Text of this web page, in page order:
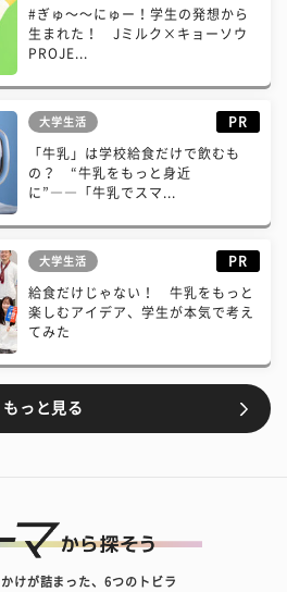
#ぎゅ〜〜にゅー！学生の発想から
生まれた！ Jミルク×キョーソウ
PROJE...
大学生活 PR
「牛乳」は学校給食だけで飲むも
の？ “牛乳をもっと身近
に”――「牛乳でスマ...
大学生活 PR
給食だけじゃない！ 牛乳をもっと
楽しむアイデア、学生が本気で考え
てみた
もっと見る
けが詰まった、6つのトビラ